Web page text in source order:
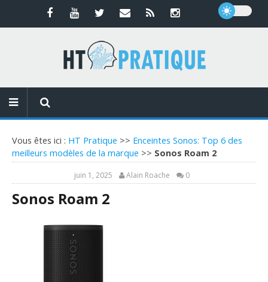
Vous êtes ici : HT Pratique >> Enceintes Sonos: Top 6 des
meilleurs modèles de la marque >> Sonos Roam 2
juin 1, 2025 Alain Roache 0
Sonos Roam 2